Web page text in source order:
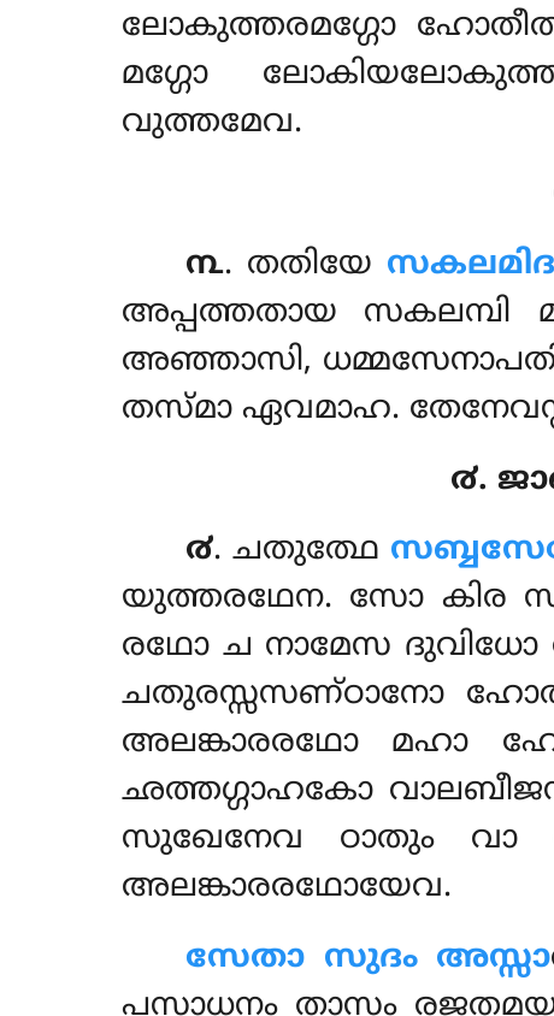
ലോകുത്തരമഗ്ഗോ
മഗ്ഗോ
വുത്തമേവ.
൩. തതിയേ
അപ്പത്തതായ സകലമ്പി
അഞ്ഞാസി,
തസ്മാ ഏവമാഹ.
൪.
൪. ചതുത്ഥേ
യുത്തരഥേന. സോ കിര
രഥോ ച നാമേസ
ചതുരസ്സസണ്ഠാനോ ഹോതി
അലങ്കാരരഥോ മഹാ
ഛത്തഗ്ഗാഹകോ
സുഖേനേവ ഠാതും വാ
അലങ്കാരരഥോയേവ.
സേതാ സുദം അസ്സാ
പസാധനം താസം